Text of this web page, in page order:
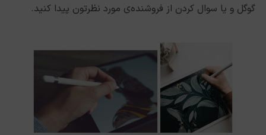
گوگل و یا سوال کردن از فروشنده‌ی مورد نظرتون پیدا کنید.